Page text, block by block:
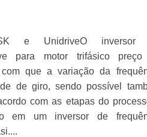
SK e UnidriveO inversor
para motor trifásico
que a variação da
de giro, sendo possível
com as etapas do
em um inversor de